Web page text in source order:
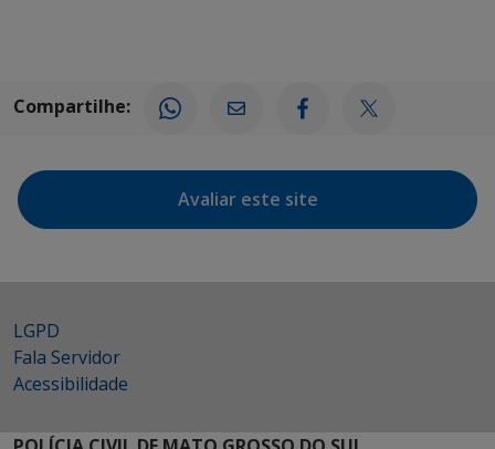
Compartilhe:
Avaliar este site
LGPD
Fala Servidor
Acessibilidade